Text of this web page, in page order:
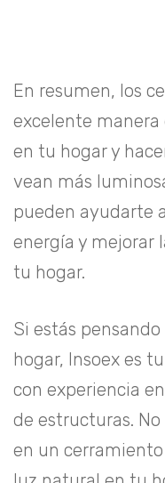
En resumen, los
excelente
en tu hogar y
vean más
pueden ayudarte
energía y mejorar
tu hogar.
Si estás
hogar, Insoex es
con experiencia
de estructuras.
en un